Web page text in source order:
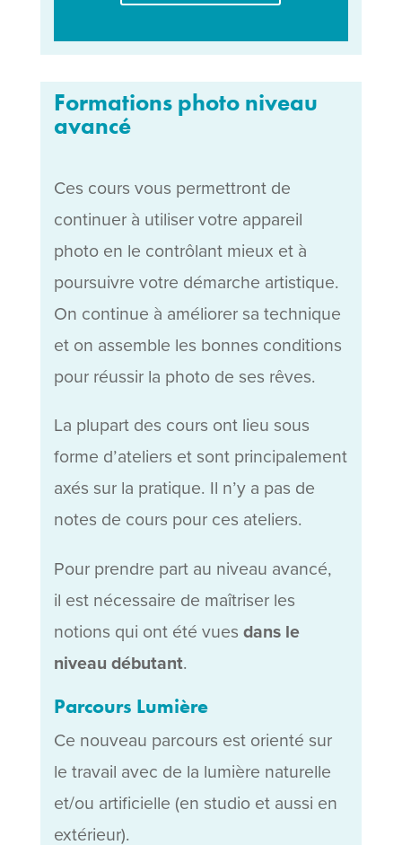
Formations photo niveau
avancé
Ces cours vous permettront de
continuer à utiliser votre appareil
photo en le contrôlant mieux et à
poursuivre votre démarche artistique.
On continue à améliorer sa technique
et on assemble les bonnes conditions
pour réussir la photo de ses rêves.
La plupart des cours ont lieu sous
forme d’ateliers et sont principalement
axés sur la pratique. Il n’y a pas de
notes de cours pour ces ateliers.
Pour prendre part au niveau avancé,
il est nécessaire de maîtriser les
notions qui ont été vues dans le
niveau débutant.
Parcours Lumière
Ce nouveau parcours est orienté sur
le travail avec de la lumière naturelle
et/ou artificielle (en studio et aussi en
extérieur).